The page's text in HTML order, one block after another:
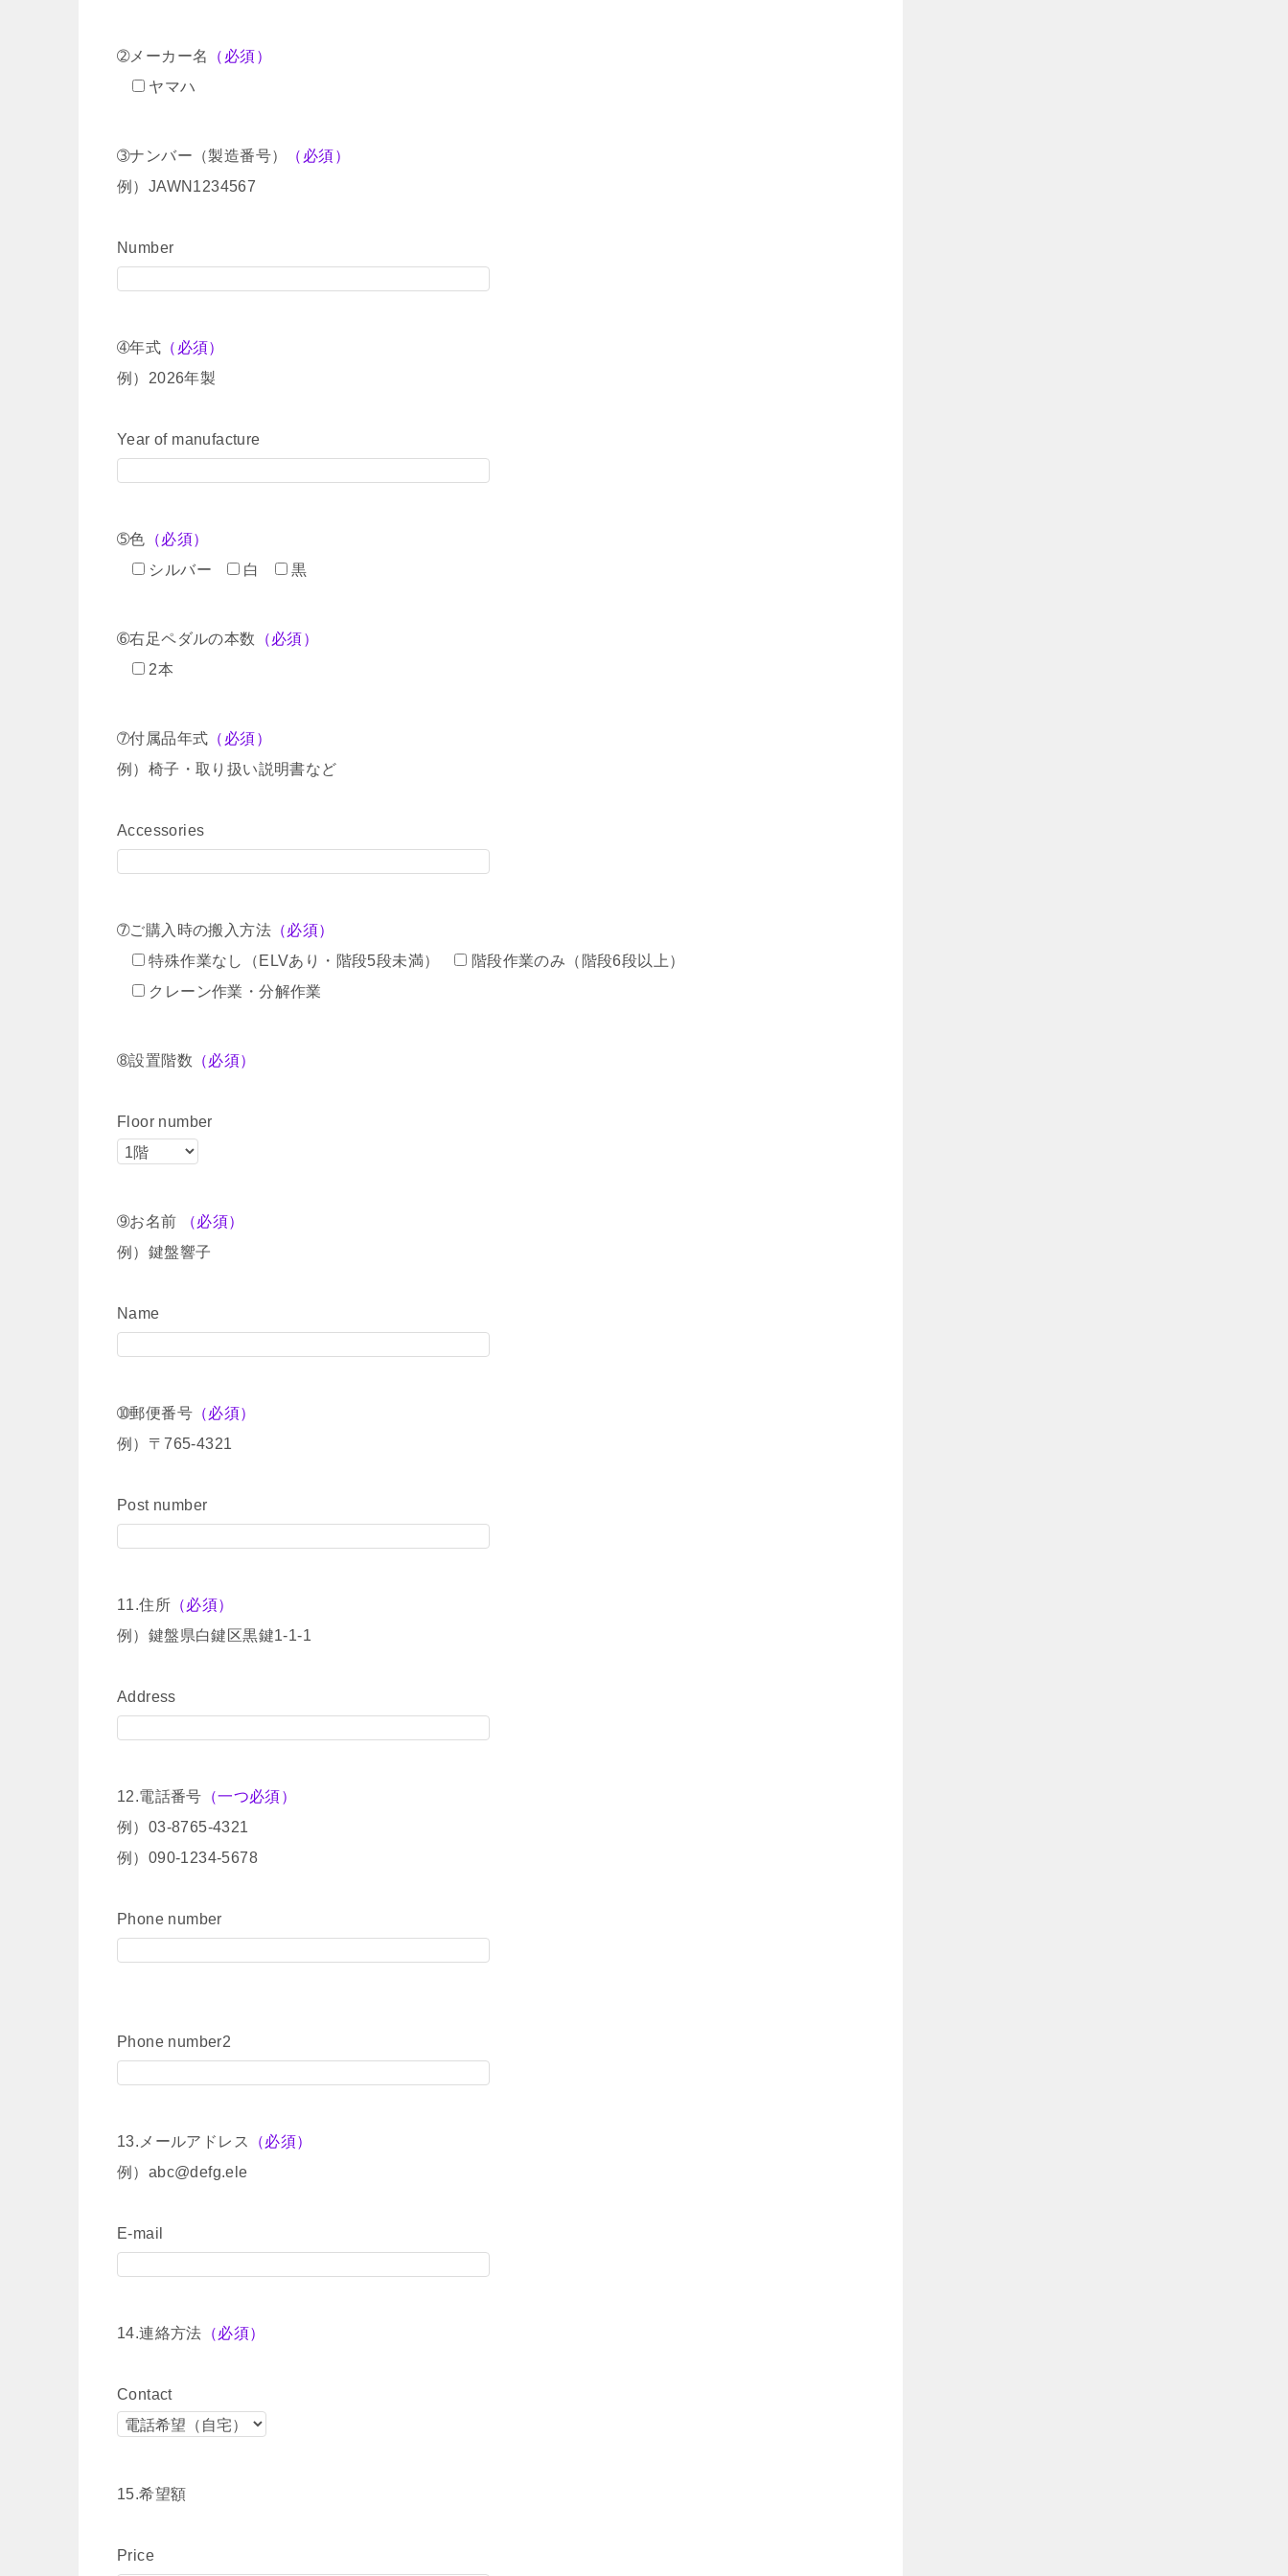
➁メーカー名
（必須）
ヤマハ
➂ナンバー（製造番号）
（必須）
例）JAWN1234567
Number
➃年式 （必須）
例）2026年製
Year of manufacture
➄色 （必須）
シルバー
白 黒
➅右足ペダルの本数 （必須）
2本
➆付属品年式 （必須）
例）椅子・取り扱い説明書など
Accessories
➆ご購入時の搬入方法 （必須）
特殊作業なし（ELVあり・階段5段未満）
階段作業のみ（階段6段以上）
クレーン作業・分解作業
➇設置階数 （必須）
Floor number
➈お名前
（必須）
例）鍵盤響子
Name
➉郵便番号 （必須）
例）〒765-4321
Post number
11.住所 （必須）
例）鍵盤県白鍵区黒鍵1-1-1
Address
12.電話番号 （一つ必須）
例）03-8765-4321
例）090-1234-5678
Phone number
Phone number2
13.メールアドレス
（必須）
例）abc@defg.ele
E-mail
14.連絡方法 （必須）
Contact
15.希望額
Price